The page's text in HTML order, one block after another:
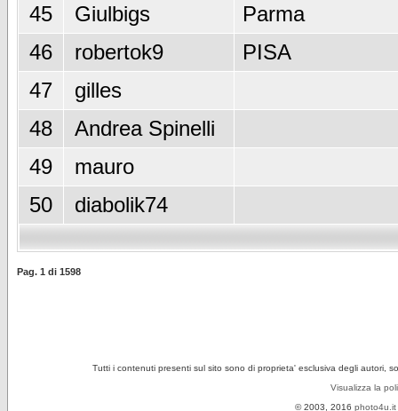
45
Giulbigs
Parma
46
robertok9
PISA
47
gilles
48
Andrea Spinelli
49
mauro
50
diabolik74
Pag. 1 di 1598
Tutti i contenuti presenti sul sito sono di proprieta' esclusiva degli autori,
Visualizza la
© 2003, 2016 photo4u.it